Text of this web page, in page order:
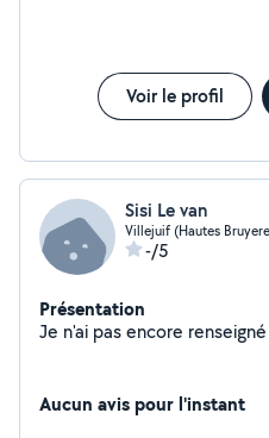
Voir le profil
Sisi Le van
Villejuif (Hautes
-/5
Présentation
Aucun avis pour l'instant